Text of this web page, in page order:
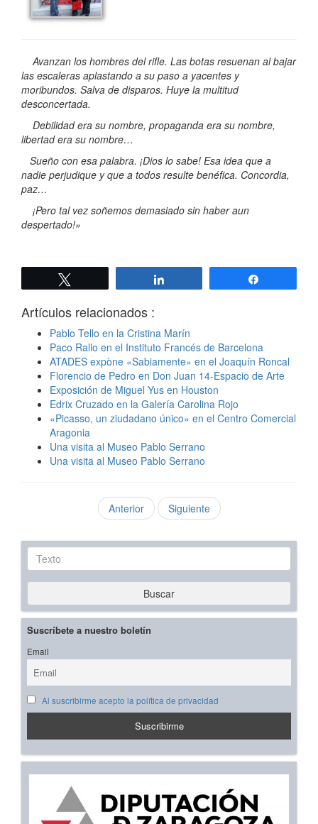
Avanzan los hombres del rifle. Las botas resuenan al bajar
las escaleras aplastando a su paso a yacentes y
moribundos. Salva de disparos. Huye la multitud
desconcertada.
Debilidad era su nombre, propaganda era su nombre,
libertad era su nombre…
Sueño con esa palabra. ¡Dios lo sabe! Esa idea que a
nadie perjudique y que a todos resulte benéfica. Concordia,
paz…
¡Pero tal vez soñemos demasiado sin haber aun
despertado!»
Artículos relacionados :
Pablo Tello en la Cristina Marín
Paco Rallo en el Instituto Francés de Barcelona
ATADES expòne «Sabiamente» en el Joaquín Roncal
Florencio de Pedro en Don Juan 14-Espacio de Arte
Exposición de Miguel Yus en Houston
Edrix Cruzado en la Galería Carolina Rojo
«Picasso, un ziudadano único» en el Centro Comercial
Aragonia
Una visita al Museo Pablo Serrano
Una visita al Museo Pablo Serrano
Anterior Siguiente
Texto
Buscar
Suscríbete a nuestro boletín
Email
Al suscribirme acepto la política de privacidad